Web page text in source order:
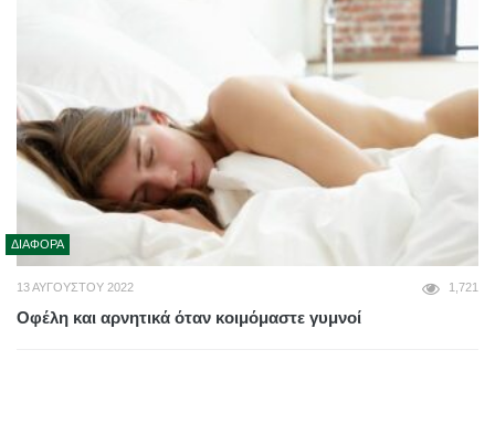
ΔΙΆΦΟΡΑ
13 ΑΥΓΟΎΣΤΟΥ 2022 1,721
Οφέλη και αρνητικά όταν κοιμόμαστε γυμνοί